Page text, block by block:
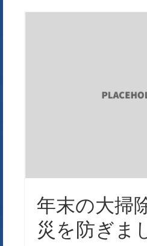
年末の大掃
災を防ぎま